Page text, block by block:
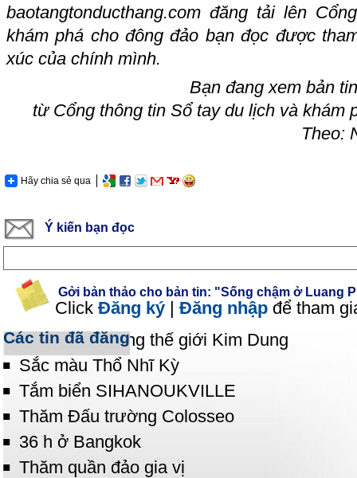
baotangtonducthang.com đăng tải lên
khám phá cho đông đảo bạn đọc được
xúc của chính mình.
Bạn đang xem bản tin
từ Cổng thông tin Sổ tay du lịch và khám
Theo:
Hãy chia sẻ qua
Ý kiến bạn đọc
Gởi bản thảo cho bản tin: "Sống chậm ở Luang
Click Đăng ký | Đăng nhập để tham
Các tin đã đăng
Phiêu lãng trong thế giới Kim Dung
Sắc màu Thổ Nhĩ Kỳ
Tắm biển SIHANOUKVILLE
Thăm Đấu trường Colosseo
36 h ở Bangkok
Thăm quần đảo gia vị